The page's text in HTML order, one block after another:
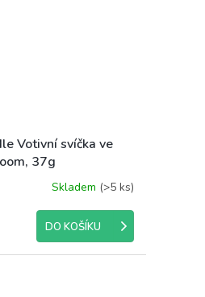
Votivní svíčka ve
37g
Skladem (>5 ks)
DO KOŠÍKU